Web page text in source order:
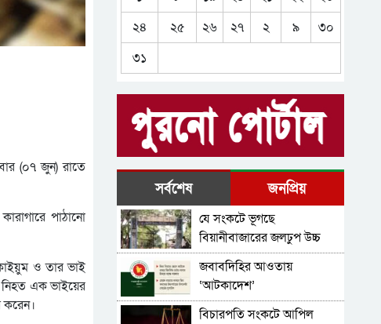
(০৭ জুন) রাতে
পাঠানো
ও তার ভাই
নিহত এক ভাইয়ের
করেন।
আদায় রেকর্ড
বড়লেখা সীমান্ত দিয়ে
ভারতীয় দম্পতি আটক
আহ্বায়ক কমিটি অনুমোদন
বড়লেখায় কাভার্ড ভ্যানের
ধাক্কায় থেমে গেল যুবকের
জীবন, চালকসহ দুজন গ্রেপ্তার
বড়লেখায় ১২ বছরের শিশুকে
বলাৎকার, মুদি দোকানদার
আটক
বড়লেখায় ২৪ বস্তা ভারতীয়
জিরা জব্দ
২৪
২৫ ২৬ ২৭ ২ ৯
৩০
৩১
সর্বশেষ জনপ্রিয়
যে সংকটে ভূগছে
বিয়ানীবাজারের জলঢুপ উচ্চ
বিদ্যালয়
জবাবদিহির আওতায়
‘আটকাদেশ’
বিচারপতি সংকটে আপিল